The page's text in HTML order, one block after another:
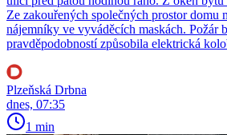
Ze zakouřených společných prostor domu
nájemníky ve vyváděcích maskách. Požár
pravděpodobností způsobila elektrická
Plzeňská Drbna
dnes, 07:35
1 min